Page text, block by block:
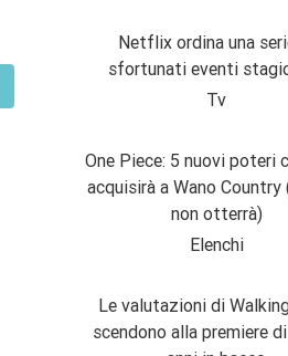
Netflix ordina una
sfortunati eventi
Tv
One Piece: 5 nuovi poteri
acquisirà a Wano Country
non otterrà)
Elenchi
Le valutazioni di
scendono alla premiere